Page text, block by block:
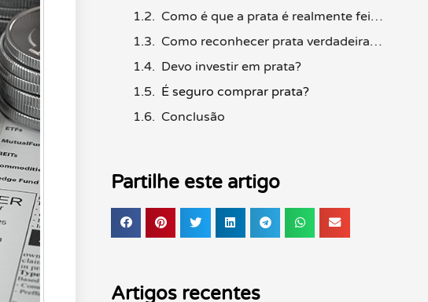
Como é que a prata é realmente feita?
Como reconhecer prata verdadeira, prata falsa e jóias revestidas a prata?
Devo investir em prata?
É seguro comprar prata?
Conclusão
Partilhe este artigo
Artigos recentes